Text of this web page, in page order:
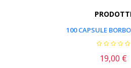
100 CAPSULE
Prezzo
19,00 €